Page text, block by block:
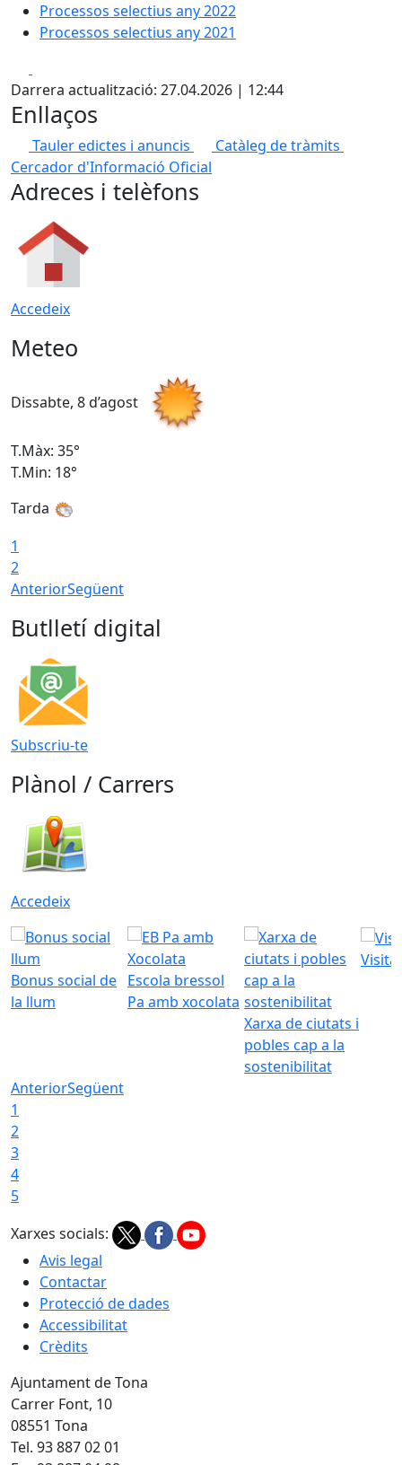
Processos selectius any 2022
Processos selectius any 2021
Darrera actualització: 27.04.2026 | 12:44
Enllaços
Tauler edictes i anuncis
Catàleg de tràmits
Cercador d'Informació Oficial
Adreces i telèfons
Accedeix
Meteo
Dissabte, 8 d’agost
T.Màx: 35°
T.Min: 18°
Tarda
1
2
AnteriorSegüent
Butlletí digital
Subscriu-te
Plànol / Carrers
Accedeix
Bonus social de
la llum
Escola bressol
Pa amb xocolata
Xarxa de ciutats i
pobles cap a la
sostenibilitat
Visita
AnteriorSegüent
1
2
3
4
5
Xarxes socials:
Avis legal
Contactar
Protecció de dades
Accessibilitat
Crèdits
Ajuntament de Tona
Carrer Font, 10
08551 Tona
Tel. 93 887 02 01